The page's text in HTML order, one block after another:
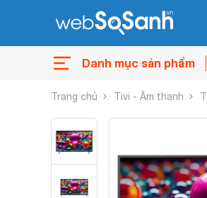
Danh mục sản phẩm
Trang chủ Tivi - Âm thanh